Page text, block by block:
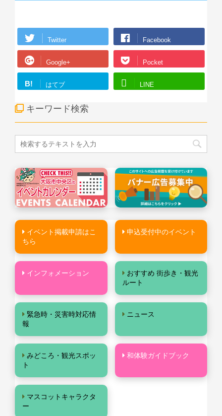
Twitter Facebook
Google+ Pocket
B! はてブ LINE
キーワード検索
イベント掲載申請はこ
ちら
申込受付中のイベント
インフォメーション
おすすめ 街歩き・観光
ルート
緊急時・災害時対応情
報
ニュース
みどころ・観光スポッ
ト
和体験ガイドブック
マスコットキャラクタ
ー